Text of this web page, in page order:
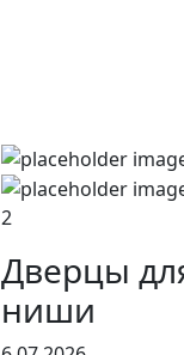
2
Дверцы
ниши